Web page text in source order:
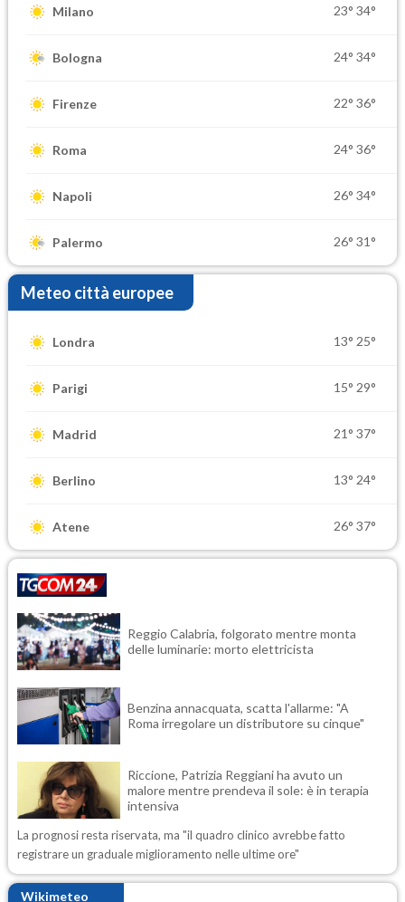
Milano 23° 34°
Bologna 24° 34°
Firenze 22° 36°
Roma 24° 36°
Napoli 26° 34°
Palermo 26° 31°
Meteo città europee
Londra 13° 25°
Parigi 15° 29°
Madrid 21° 37°
Berlino 13° 24°
Atene 26° 37°
Reggio Calabria, folgorato mentre monta
delle luminarie: morto elettricista
Benzina annacquata, scatta l'allarme: "A
Roma irregolare un distributore su cinque"
Riccione, Patrizia Reggiani ha avuto un
malore mentre prendeva il sole: è in terapia
intensiva
La prognosi resta riservata, ma "il quadro clinico avrebbe fatto
registrare un graduale miglioramento nelle ultime ore"
Wikimeteo